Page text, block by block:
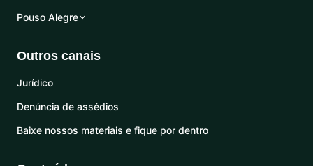
Pouso Alegre
Outros canais
Jurídico
Denúncia de assédios
Baixe nossos materiais e fique por dentro